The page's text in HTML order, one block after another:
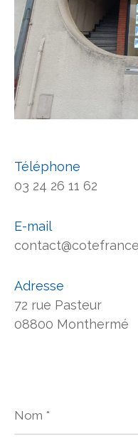
Téléphone
03 24 26 11 62
E-mail
Adresse
72 rue Pasteur
08800 Monthermé
*